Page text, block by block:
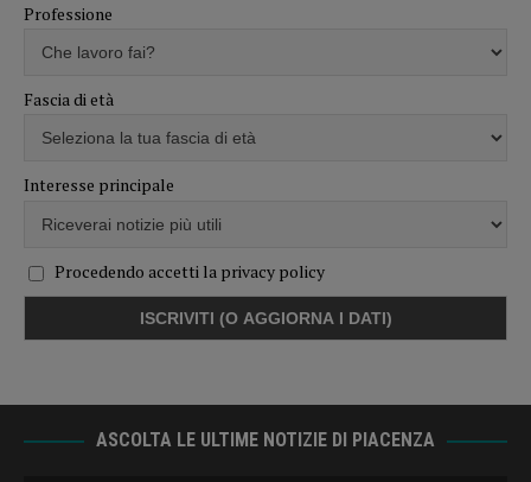
Professione
Fascia di età
Interesse principale
Procedendo accetti la privacy policy
ASCOLTA LE ULTIME NOTIZIE DI PIACENZA